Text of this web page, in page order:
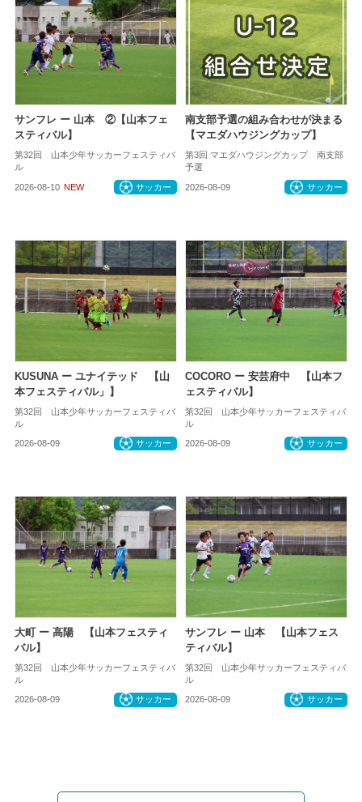
サンフレ ー 山本 ②【山本フェ
スティバル】
第32回 山本少年サッカーフェスティバ
ル
2026-08-10 NEW サッカー
南支部予選の組み合わせが決まる
【マエダハウジングカップ】
第3回 マエダハウジングカップ 南支部
予選
2026-08-09 サッカー
KUSUNA ー ユナイテッド 【山
本フェスティバル」】
第32回 山本少年サッカーフェスティバ
ル
2026-08-09 サッカー
COCORO ー 安芸府中 【山本フ
ェスティバル】
第32回 山本少年サッカーフェスティバ
ル
2026-08-09 サッカー
大町 ー 高陽 【山本フェスティ
バル】
第32回 山本少年サッカーフェスティバ
ル
2026-08-09 サッカー
サンフレ ー 山本 【山本フェス
ティバル】
第32回 山本少年サッカーフェスティバ
ル
2026-08-09 サッカー